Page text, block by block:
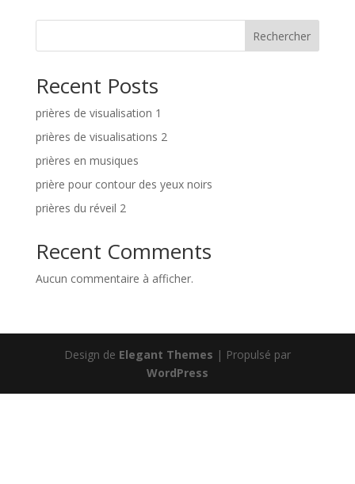
Rechercher
Recent Posts
prières de visualisation 1
prières de visualisations 2
prières en musiques
prière pour contour des yeux noirs
prières du réveil 2
Recent Comments
Aucun commentaire à afficher.
Design de Elegant Themes | Propulsé par
WordPress